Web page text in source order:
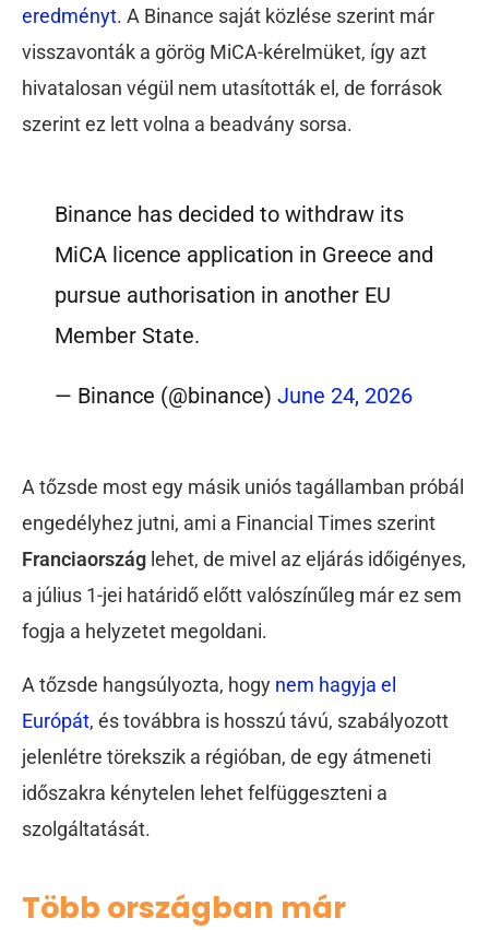
eredményt. A Binance saját közlése szerint már
visszavonták a görög MiCA-kérelmüket, így azt
hivatalosan végül nem utasították el, de források
szerint ez lett volna a beadvány sorsa.
Binance has decided to withdraw its
MiCA licence application in Greece and
pursue authorisation in another EU
Member State.
— Binance (@binance)June 24, 2026
A tőzsde most egy másik uniós tagállamban próbál
engedélyhez jutni, ami a Financial Times szerint
Franciaország lehet, de mivel az eljárás időigényes,
a július 1-jei határidő előtt valószínűleg már ez sem
fogja a helyzetet megoldani.
A tőzsde hangsúlyozta, hogy nem hagyja el
Európát, és továbbra is hosszú távú, szabályozott
jelenlétre törekszik a régióban, de egy átmeneti
időszakra kénytelen lehet felfüggeszteni a
szolgáltatását.
Több országban már